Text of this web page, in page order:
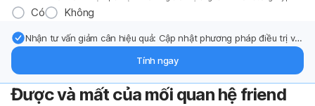
Có Không
Nhận tư vấn giảm cân hiệu quả: Cập nhật phương pháp điều trị và
Tính ngay
Được và mất của mối quan hệ friend